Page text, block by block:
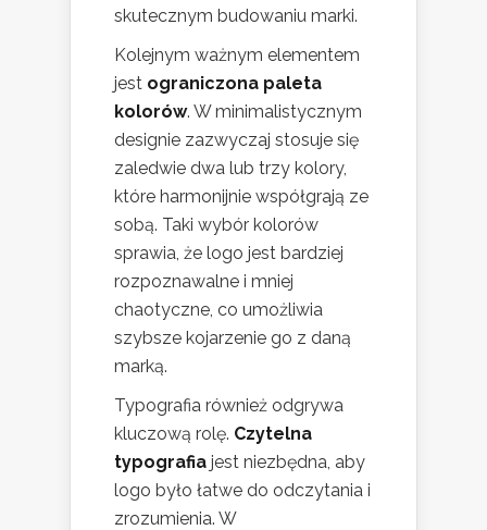
skutecznym budowaniu marki.
Kolejnym ważnym elementem
jest ograniczona paleta
kolorów. W minimalistycznym
designie zazwyczaj stosuje się
zaledwie dwa lub trzy kolory,
które harmonijnie współgrają ze
sobą. Taki wybór kolorów
sprawia, że logo jest bardziej
rozpoznawalne i mniej
chaotyczne, co umożliwia
szybsze kojarzenie go z daną
marką.
Typografia również odgrywa
kluczową rolę. Czytelna
typografia jest niezbędna, aby
logo było łatwe do odczytania i
zrozumienia. W